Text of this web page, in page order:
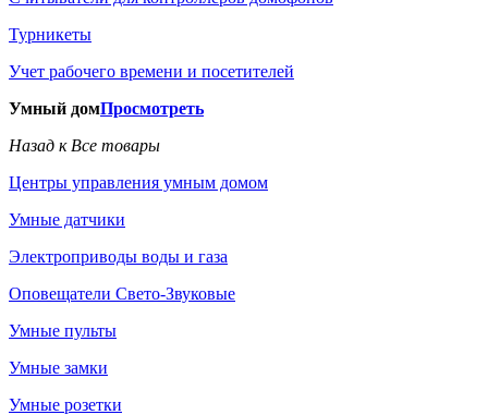
Турникеты
Учет рабочего времени и посетителей
Умный домПросмотреть
Назад к Все товары
Центры управления умным домом
Умные датчики
Электроприводы воды и газа
Оповещатели Свето-Звуковые
Умные пульты
Умные замки
Умные розетки